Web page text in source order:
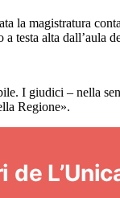
la magistratura
alta dall’aula
I giudici – nella
Regione».